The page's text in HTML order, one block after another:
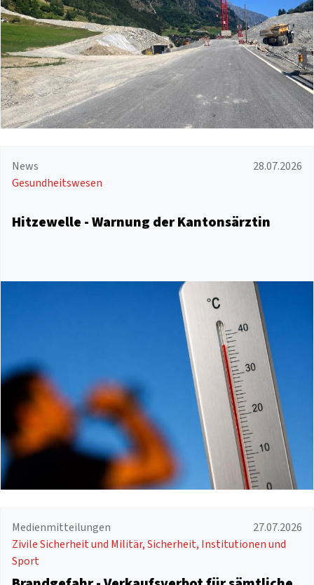
News
28.07.2026
Gesundheitswesen
Hitzewelle - Warnung der Kantonsärztin
Medienmitteilungen
27.07.2026
Zivile Sicherheit und Militär, Sicherheit, Institutionen und
Sport